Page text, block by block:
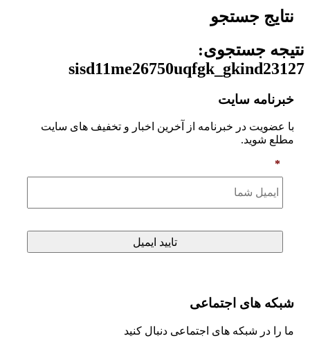
نتایج جستجو
نتیجه جستجوی:
sisd11me26750uqfgk_gkind23127
خبرنامه سایت
با عضویت در خبرنامه از آخرین اخبار و تخفیف های سایت
مطلع شوید.
*
شبکه های اجتماعی
ما را در شبکه های اجتماعی دنبال کنید